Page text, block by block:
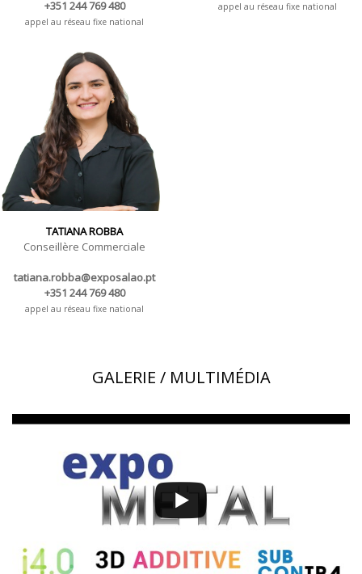
+351 244 769 480
appel au réseau fixe national
appel au réseau fixe national
TATIANA ROBBA
Conseillère Commerciale
tatiana.robba@exposalao.pt
+351 244 769 480
appel au réseau fixe national
GALERIE / MULTIMÉDIA